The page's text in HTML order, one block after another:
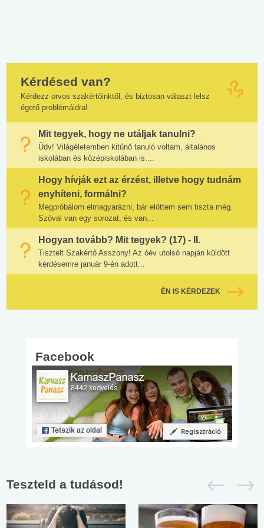
Kérdésed van?
Kérdezz orvos szakértőinktől, és biztosan választ lelsz
égető problémáidra!
Mit tegyek, hogy ne utáljak tanulni?
Üdv! Világéletemben kitűnő tanuló voltam, általános
iskolában és középiskolában is....
Hogy hívják ezt az érzést, illetve hogy tudnám
enyhíteni, formálni?
Megpróbálom elmagyarázni, bár előttem sem tiszta még.
Szóval van egy sorozat, és van...
Hogyan tovább? Mit tegyek? (17) - II.
Tisztelt Szakértő Asszony! Az óév utolsó napján küldött
kérdésemre január 9-én adott...
ÉN IS KÉRDEZEK
Facebook
Teszteld a tudásod!